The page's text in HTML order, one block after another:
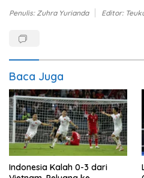
Penulis: Zuhra Yurianda Editor:
Baca Juga
Indonesia Kalah 0-3 dari